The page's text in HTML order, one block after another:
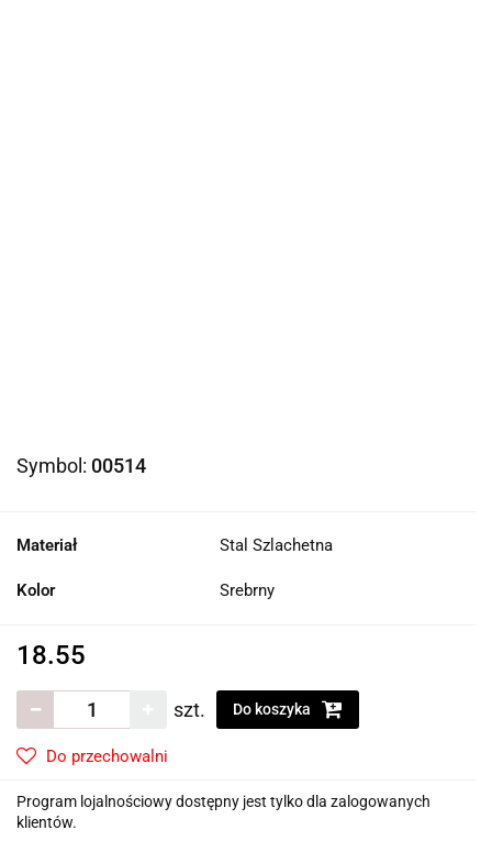
Symbol: 00514
Materiał Stal Szlachetna
Kolor Srebrny
18.55
szt. Do koszyka
Do przechowalni
Program lojalnościowy dostępny jest tylko dla zalogowanych
klientów.